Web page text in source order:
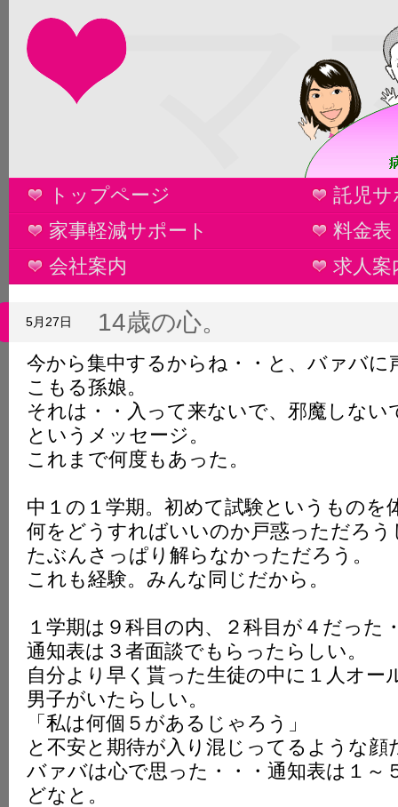
マ
トップページ
託児
家事軽減サポート
料金表
会社案内
求人案
14歳の心。
5月27日
今から集中するからね・・と、バァバに
こもる孫娘。
それは・・入って来ないで、邪魔しない
というメッセージ。
これまで何度もあった。
中１の１学期。初めて試験というものを
何をどうすればいいのか戸惑っただろう
たぶんさっぱり解らなかっただろう。
これも経験。みんな同じだから。
１学期は９科目の内、２科目が４だった
通知表は３者面談でもらったらしい。
自分より早く貰った生徒の中に１人オー
男子がいたらしい。
「私は何個５があるじゃろう」
と不安と期待が入り混じってるような顔
バァバは心で思った・・・通知表は１～
どなと。